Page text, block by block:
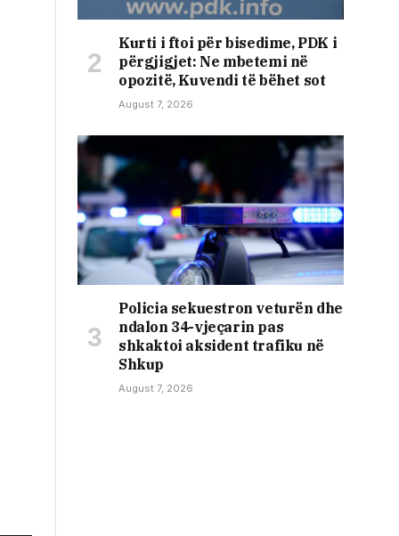
​Kurti i ftoi për bisedime, PDK i
përgjigjet: Ne mbetemi në
opozitë, Kuvendi të bëhet sot
August 7, 2026
Policia sekuestron veturën dhe
ndalon 34-vjeçarin pas
shkaktoi aksident trafiku në
Shkup
August 7, 2026